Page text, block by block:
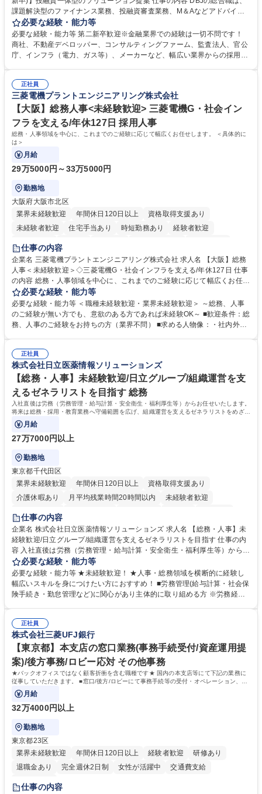
課題解決型のファイナンス業務、投融資審査業務、M＆Aなどアドバイザ
リー業務、地域戦略企画業務など、多様な業務に精通し、複数の専門性を
掛け合わせて広く社会に貢献していく職種です。 入社後は、横断的なロー
テーションを経て適性や専門性に応じたキャリアを形成していただきま
す。総合職として入社いただき、下記いずれかの部門でご活躍いただきま
ート・ナレッジ業務 ※それぞれの業務内容に関しては、別途その他労働条
件備考欄に記載 募集職種 【総合職/ポテンシャル採用(第2新卒)】投融資一
体型のソリューション提案
必要な経験・能力等
必要な経験・能力等 第二新卒歓迎※金融業界での経験は一切不問です！
商社、不動産デベロッパー、コンサルティングファーム、監査法人、官公
庁、インフラ（電力、ガス等）、メーカーなど、幅広い業界からの採用実
く高い志を併せもった人材を求めています。ポテンシャル採用（第2新
卒）では、金融業界での経験や知識を問いません。新たな時代を見据え
て、複雑化する社会課題の解決に向けて先鞭をつける役割を担いたい、と
いう気概をお持ちの方を心待ちにしています。 学歴・資格 学歴：大学院
大学 語学力： 資格：
正社員
三菱電機プラントエンジニアリング株式会社
【大阪】総務人事<未経験歓迎> 三菱電機G・社会イン
フラを支える/年休127日 採用人事
総務・人事領域を中心に、これまでのご経験に応じて幅広くお任せします。 ＜具体的に
は＞
月給
29万5000円～33万5000円
勤務地
大阪府大阪市北区
業界未経験歓迎
年間休日120日以上
資格取得支援あり
未経験者歓迎
住宅手当あり 時短勤務あり
経験者歓迎
退職金あり
駅近5分以内
土日祝休み 服装自由 寮・社宅あり 食事補助あり
仕事の内容
企業名 三菱電機プラントエンジニアリング株式会社 求人名 【大阪】総務
人事＜未経験歓迎＞◇三菱電機G・社会インフラを支える/年休127日 仕事
の内容 総務・人事領域を中心に、これまでのご経験に応じて幅広くお任せ
します。 ＜具体的には＞ ・総務/人事労務（給与・社保・勤怠管理など）
・採用・教育研修 ・福利厚生運用 など ※基本的には事務所勤務ですが、
採用や教育等の業務内容により、関西圏以外への日帰り・宿泊を伴う国内
出張もございます。 ※担当業務を持ちつつ、お互いに助け合いながら、総
必要な経験・能力等
必要な経験・能力等 ＜職種未経験歓迎・業界未経験歓迎＞ ～総務、人事
のご経験が無い方でも、意欲のある方であれば未経験OK～ ■歓迎条件：総
務、人事のご経験をお持ちの方（業界不問） ■求める人物像：・社内外の
正社員
株式会社日立医薬情報ソリューションズ
【総務・人事】未経験歓迎/日立グループ/組織運営を支
えるゼネラリストを目指す 総務
入社直後は労務（労務管理・給与計算・安全衛生・福利厚生等）からお任せいたします。
将来は総務・採用・教育業務へ守備範囲を広げ、組織運営を支えるゼネラリストをめざせ
ます。
月給
27万7000円以上
勤務地
東京都千代田区
業界未経験歓迎
年間休日120日以上
資格取得支援あり
介護休暇あり
月平均残業時間20時間以内
未経験者歓迎
住宅手当あり
育休あり
完全週休2日制 交通費支給 土日祝休み 寮・社宅あり
仕事の内容
企業名 株式会社日立医薬情報ソリューションズ 求人名 【総務・人事】未
経験歓迎/日立グループ/組織運営を支えるゼネラリストを目指す 仕事の内
容 入社直後は労務（労務管理・給与計算・安全衛生・福利厚生等）からお
任せいたします。将来は総務・採用・教育業務へ守備範囲を広げ、組織運
営を支えるゼネラリストをめざせます。 ・初期業務：労働時間管理、給与
計算、社会保険対応、福利厚生管理、安全衛生、健康経営推進等をお任せ
します。ご経験に応じて、休職者管理など、幅広く経験を積んでいただき
幅広く経験を積みたい意欲がある方に最適な環境です。 募集職種 【総
務・人事】未経験歓迎/日立グループ/組織運営を支えるゼネラリストを目
指す
必要な経験・能力等
必要な経験・能力等 ★未経験歓迎！ ★人事・総務領域を横断的に経験し
幅広いスキルを身につけたい方におすすめ！ ■労務管理(給与計算・社会保
険手続き・勤怠管理など)に関心があり主体的に取り組める方 ※労務経験
のご経験 ■労務管理（給与計算・社会保険手続き・勤怠管理など）の経験
■衛生管理者の資格をお持ちの方 学歴・資格 学歴：大学院 大学 高専 短大
専修学校 高校 語学力： 資格：
正社員
株式会社三菱UFJ銀行
【東京都】本支店の窓口業務(事務手続受付/資産運用提
案)/後方事務/ロビー応対 その他事務
★バックオフィスではなく顧客折衝を含む職種です★ 国内の本支店等にて下記の業務に
従事していただきます。 ■窓口/後方/ロビーにて事務手続等の受付・オペレーション、お
客様対応
月給
32万4000円以上
勤務地
東京都23区
業界未経験歓迎
年間休日120日以上 経験者歓迎
研修あり
退職金あり
完全週休2日制 女性が活躍中
交通費支給
土日祝休み
仕事の内容